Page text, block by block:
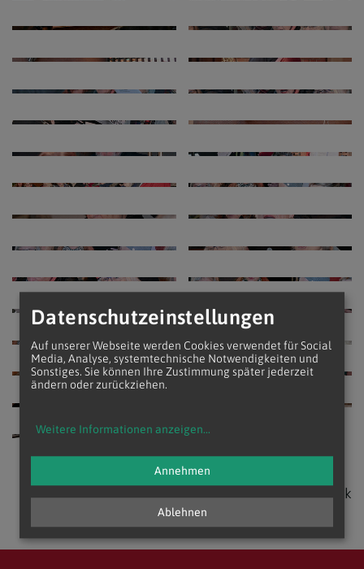
zurück
Datenschutzeinstellungen
Auf unserer Webseite werden Cookies verwendet für Social
Media, Analyse, systemtechnische Notwendigkeiten und
Sonstiges. Sie können Ihre Zustimmung später jederzeit
ändern oder zurückziehen.
Weitere Informationen anzeigen...
Ablehnen
Annehmen